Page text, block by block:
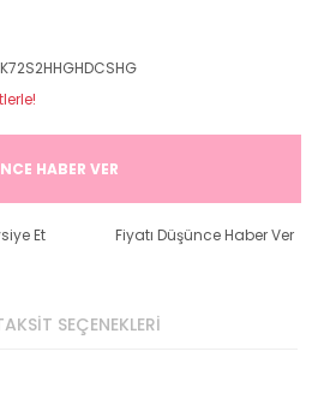
HABER VER
Et Fiyatı Düşünce Haber Ver
SEÇENEKLERİ